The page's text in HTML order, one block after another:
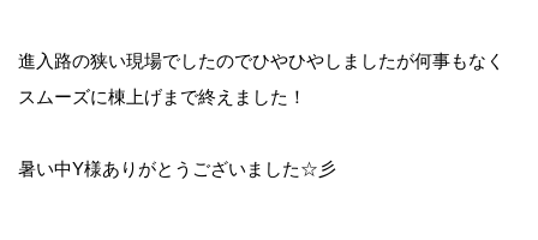
進入路の狭い現場でしたのでひやひやしましたが何事もなく
スムーズに棟上げまで終えました！
暑い中Y様ありがとうございました☆彡